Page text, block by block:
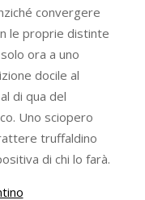
convergere
le proprie distinte
ora a uno
docile al
di qua del
Uno sciopero
truffaldino
di chi lo farà.